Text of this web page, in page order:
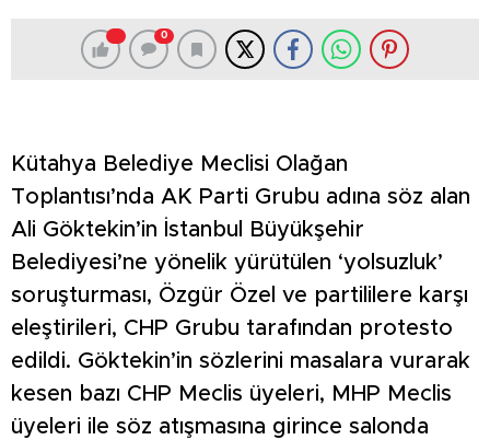
0
Kütahya Belediye Meclisi Olağan
Toplantısı’nda AK Parti Grubu adına söz alan
Ali Göktekin’in İstanbul Büyükşehir
Belediyesi’ne yönelik yürütülen ‘yolsuzluk’
soruşturması, Özgür Özel ve partililere karşı
eleştirileri, CHP Grubu tarafından protesto
edildi. Göktekin’in sözlerini masalara vurarak
kesen bazı CHP Meclis üyeleri, MHP Meclis
üyeleri ile söz atışmasına girince salonda